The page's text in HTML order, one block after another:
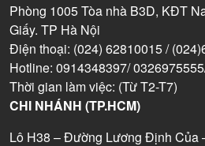
Phòng 1005 Tòa nhà B3D, KĐT
Giấy. TP Hà Nội
Điện thoại: (024) 62810015 /
Hotline: 0914348397/
Thời gian làm việc: (Từ T2-T7)
CHI NHÁNH (TP.HCM)
Lô H38 – Đường Lương Định Của